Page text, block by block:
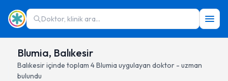
Doktor, klinik ara...
Blumia, Balıkesir
Balıkesiriçinde toplam 4Blumia uygulayan doktor - uzman
bulundu